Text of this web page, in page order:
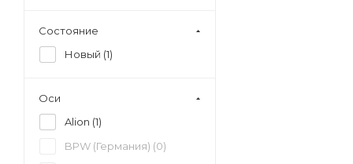
Состояние
Новый (1)
Оси
Alion (1)
BPW (Германия) (0)